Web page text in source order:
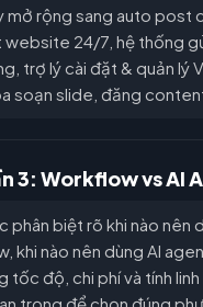
mở rộng sang auto post
website 24/7, hệ thống
trợ lý cài đặt & quản lý
soạn slide, đăng
3: Workflow vs AI
phân biệt rõ khi nào nên
khi nào nên dùng AI
tốc độ, chi phí và tính
trọng để chọn đúng